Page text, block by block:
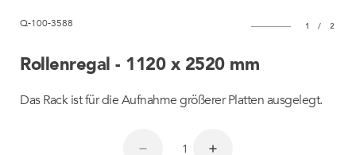
Q-100-3588 1 / 2
Rollenregal - 1120 x 2520 mm
Das Rack ist für die Aufnahme größerer Platten ausgelegt.